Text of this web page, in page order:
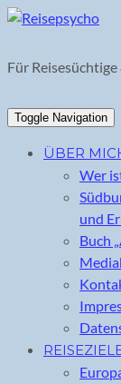
Skip
content
Für
Toggle Navigation
ÜBER
Wer
und
Buch